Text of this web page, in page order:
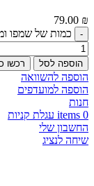
79.00 ₪
כמות של שמפו ומרכך
הוספה לסל רכשו
הוספה להשוואה
הוספה למועדפים
חנות
0
items עגלת קניות
החשבון שלי
שיחה לנציג